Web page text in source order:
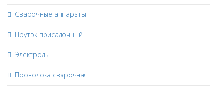
Сварочные аппараты
Пруток присадочный
Электроды
Проволока сварочная